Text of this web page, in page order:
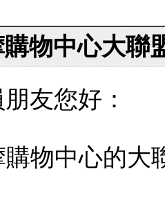
物中心大聯
友您好：
購物中心的大